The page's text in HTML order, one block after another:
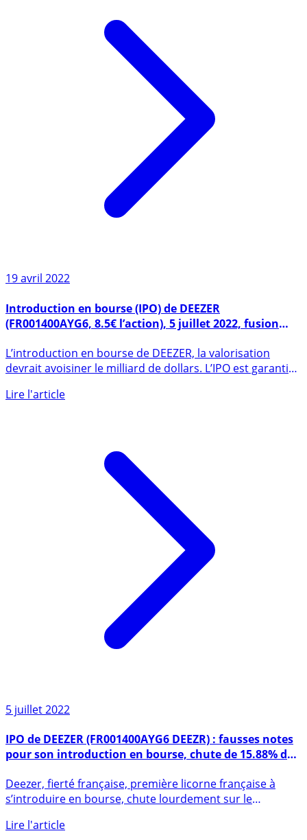
19 avril 2022
Introduction en bourse (IPO) de DEEZER
(FR001400AYG6, 8.5€ l’action), 5 juillet 2022, fusion
avec le SPAC I2PO, 143 millions d’euros
devrait avoisiner le milliard de dollars. L’IPO est garantie
5 juillet 2022
pour son introduction en bourse, chute de 15.88% du
titre après plus d’une heure de cotation
s’introduire en bourse, chute lourdement sur le